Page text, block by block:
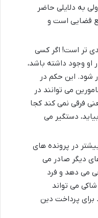
به دلایلی حاضر
قضایی است و
تر است! اگر کسی
او وجود داشته باشد،
این حکم در
می توانند در
فرقی نمی کند کجا
دستگیر می
در پرونده های
دیگر صادر می
می دهد و فرد
می تواند
پرداخت دین